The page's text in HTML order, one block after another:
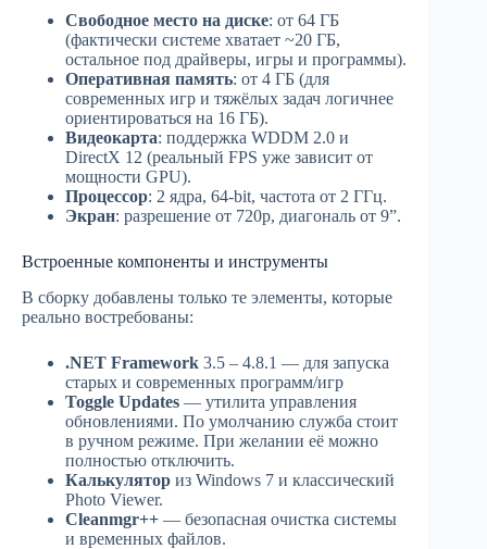
Свободное место на диске: от 64 ГБ
(фактически системе хватает ~20 ГБ,
остальное под драйверы, игры и программы).
Оперативная память: от 4 ГБ (для
современных игр и тяжёлых задач логичнее
ориентироваться на 16 ГБ).
Видеокарта: поддержка WDDM 2.0 и
DirectX 12 (реальный FPS уже зависит от
мощности GPU).
Процессор: 2 ядра, 64-bit, частота от 2 ГГц.
Экран: разрешение от 720p, диагональ от 9”.
Встроенные компоненты и инструменты
В сборку добавлены только те элементы, которые
реально востребованы:
.NET Framework 3.5 – 4.8.1 — для запуска
старых и современных программ/игр
Toggle Updates — утилита управления
обновлениями. По умолчанию служба стоит
в ручном режиме. При желании её можно
полностью отключить.
Калькулятор из Windows 7 и классический
Photo Viewer.
Cleanmgr++ — безопасная очистка системы
и временных файлов.